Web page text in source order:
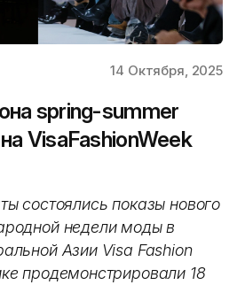
14 Октября, 2025
spring-summer
VisaFashionWeek
состоялись показы нового
недели моды в
Азии Visa Fashion
продемонстрировали 18